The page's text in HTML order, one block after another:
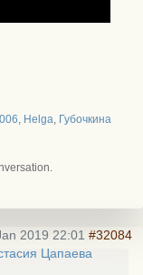
, Helga, Губочкина
2019 22:01 #32084
Цапаева